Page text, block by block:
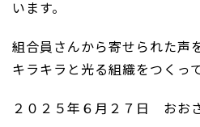
います。
組合員さんから寄せられた声
キラキラと光る組織をつくっ
２０２５年６月２７日 おお